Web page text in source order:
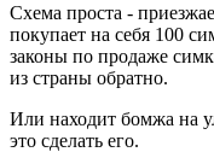
Схема проста -
покупает на себя 100
законы по продаже
из страны обратно.
Или находит бомжа на
это сделать его.